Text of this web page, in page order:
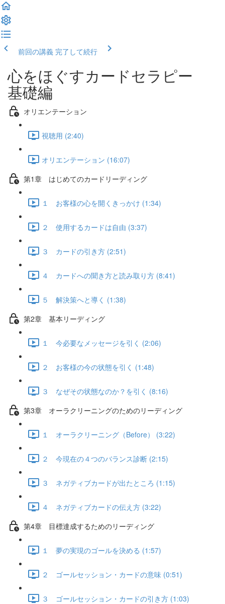
前回の講義 完了して続行
心をほぐすカードセラピー
基礎編
オリエンテーション
視聴用 (2:40)
オリエンテーション (16:07)
第1章 はじめてのカードリーディング
１ お客様の心を開くきっかけ (1:34)
２ 使用するカードは自由 (3:37)
３ カードの引き方 (2:51)
４ カードへの聞き方と読み取り方 (8:41)
５ 解決策へと導く (1:38)
第2章 基本リーディング
１ 今必要なメッセージを引く (2:06)
２ お客様の今の状態を引く (1:48)
３ なぜその状態なのか？を引く (8:16)
第3章 オーラクリーニングのためのリーディング
１ オーラクリーニング（Before） (3:22)
２ 今現在の４つのバランス診断 (2:15)
３ ネガティブカードが出たところ (1:15)
４ ネガティブカードの伝え方 (3:22)
第4章 目標達成するためのリーディング
１ 夢の実現のゴールを決める (1:57)
２ ゴールセッション・カードの意味 (0:51)
３ ゴールセッション・カードの引き方 (1:03)